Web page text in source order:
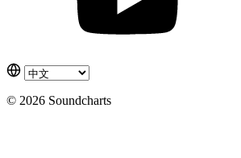
© 2026 Soundcharts